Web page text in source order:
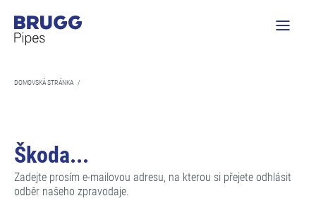
DOMOVSKÁ STRÁNKA /
Škoda...
Zadejte prosím e-mailovou adresu, na kterou si přejete odhlásit
odběr našeho zpravodaje.